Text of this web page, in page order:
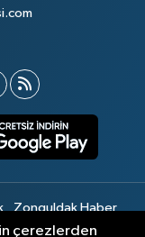
Zonguldak Haber
Sitemap
çerezlerden